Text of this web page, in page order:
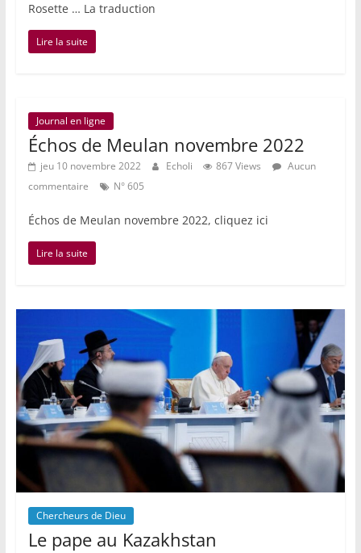
Rosette … La traduction
Lire la suite
Journal en ligne
Échos de Meulan novembre 2022
jeu 10 novembre 2022 Echoli 867 Views
Aucun
commentaire
N° 605
Échos de Meulan novembre 2022, cliquez ici
Lire la suite
Chercheurs de Dieu
Le pape au Kazakhstan